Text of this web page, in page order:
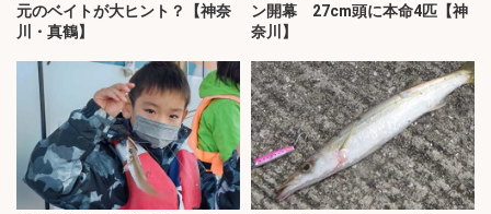
元のベイトが大ヒント？【神奈
川・真鶴】
ン開幕 27cm頭に本命4匹【神
奈川】